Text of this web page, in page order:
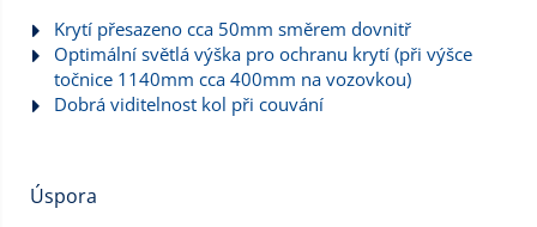
Krytí přesazeno cca 50mm směrem dovnitř
Optimální světlá výška pro ochranu krytí (při výšce
točnice 1140mm cca 400mm na vozovkou)
Dobrá viditelnost kol při couvání
Úspora